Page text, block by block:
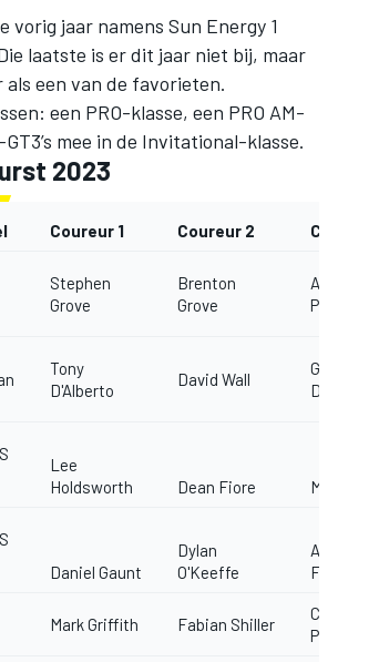
jaar namens Sun Energy 1
laatste is er dit jaar niet bij, maar
een van de favorieten.
een PRO-klasse, een PRO AM-
mee in de Invitational-klasse.
2023
Coureur 1 Coureur 2 Coureur 3
Stephen
Grove
Brenton
Grove
Anton De
Pasquale
Tony
D'Alberto
David Wall
Grant
Denyer
Lee
Holdsworth
Dean Fiore Marc Cini
Daniel Gaunt
Dylan
O'Keeffe
Andrew
Fawcett
Mark Griffith Fabian Shiller
Christian
Pancione